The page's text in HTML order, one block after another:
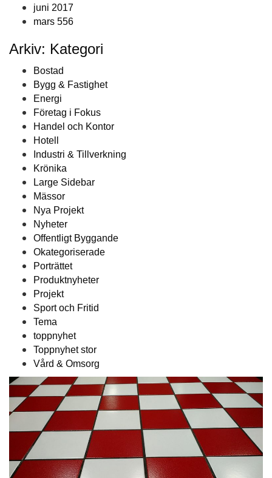
juni 2017
mars 556
Arkiv: Kategori
Bostad
Bygg & Fastighet
Energi
Företag i Fokus
Handel och Kontor
Hotell
Industri & Tillverkning
Krönika
Large Sidebar
Mässor
Nya Projekt
Nyheter
Offentligt Byggande
Okategoriserade
Porträttet
Produktnyheter
Projekt
Sport och Fritid
Tema
toppnyhet
Toppnyhet stor
Vård & Omsorg